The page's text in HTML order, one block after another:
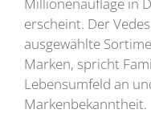
Millionenauflage in
erscheint. Der
ausgewählte
Marken, spricht
Lebensumfeld an
Markenbekanntheit.